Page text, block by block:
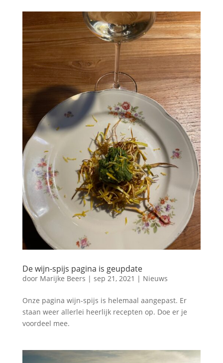
De wijn-spijs pagina is geupdate
door Marijke Beers | sep 21, 2021 | Nieuws
Onze pagina wijn-spijs is helemaal aangepast. Er
staan weer allerlei heerlijk recepten op. Doe er je
voordeel mee.